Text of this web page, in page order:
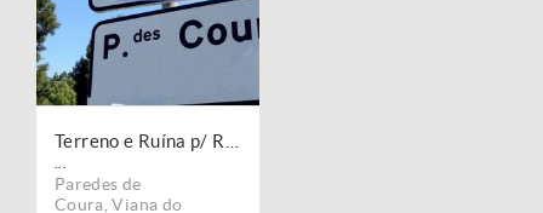
Paredes de
Coura ,Viana do